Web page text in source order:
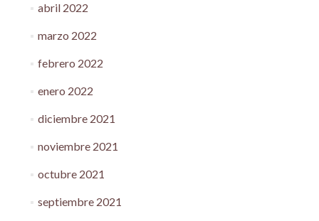
abril 2022
marzo 2022
febrero 2022
enero 2022
diciembre 2021
noviembre 2021
octubre 2021
septiembre 2021